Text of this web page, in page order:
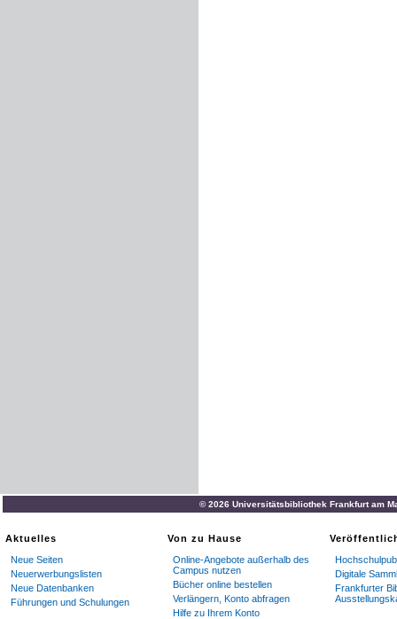
© 2026 Universitätsbibliothek Frankfurt am
Aktuelles
Neue Seiten
Neuerwerbungslisten
Neue Datenbanken
Führungen und Schulungen
Von zu Hause
Online-Angebote außerhalb des
Campus nutzen
Bücher online bestellen
Verlängern, Konto abfragen
Hilfe zu Ihrem Konto
Digitale
Frankfurter